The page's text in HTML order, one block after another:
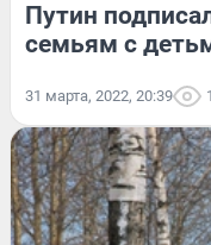
Путин
семьям с
31 марта, 2022, 20:39